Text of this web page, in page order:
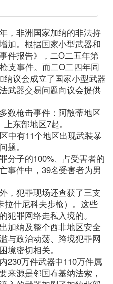
，非洲国家加纳的非法持
加。根据国家小型武器和
件报告》，二O二五年第
支事件。而二O二四年同
纳议会成立了国家小型武器
武器交易问题向议会提供
数枪击事件：阿散蒂地区
东部地区7起。
中有11个地区出现武装暴
题。
分子的100%、占受害者的
事件中，39名受害者为男
，犯罪现场还查获了三支
拉什尼科夫步枪）。这些
犯罪网络走私入境的。
加纳及整个西非地区安全
与政治动荡、跨境犯罪网
境密切相关。
230万件武器中110万件属
来源是邻国布基纳法索，